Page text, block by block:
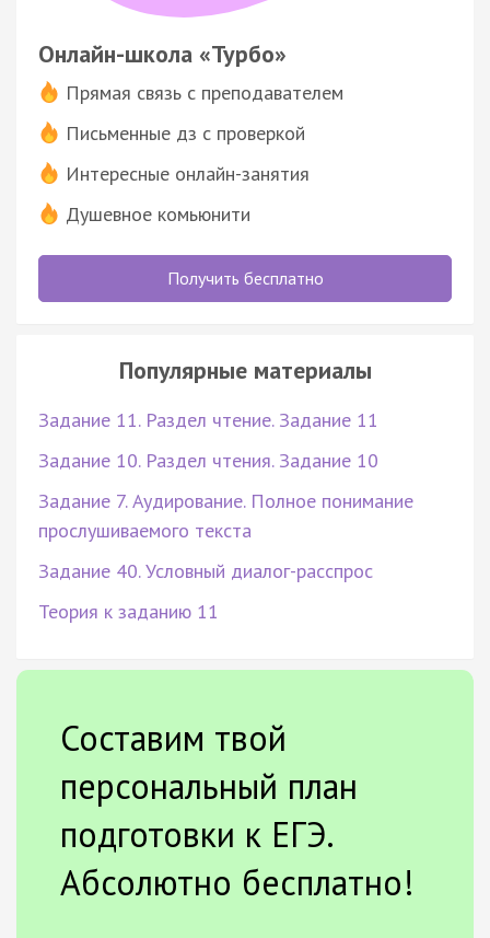
Онлайн-школа «Турбо»
Прямая связь с преподавателем
Письменные дз с проверкой
Интересные онлайн-занятия
Душевное комьюнити
Получить бесплатно
Популярные материалы
Задание 11. Раздел чтение. Задание 11
Задание 10. Раздел чтения. Задание 10
Задание 7. Аудирование. Полное понимание
прослушиваемого текста
Задание 40. Условный диалог-расспрос
Теория к заданию 11
Составим твой
персональный план
подготовки к ЕГЭ.
Абсолютно бесплатно!